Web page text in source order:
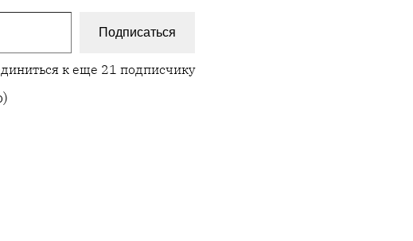
Подписаться
к еще 21 подписчику